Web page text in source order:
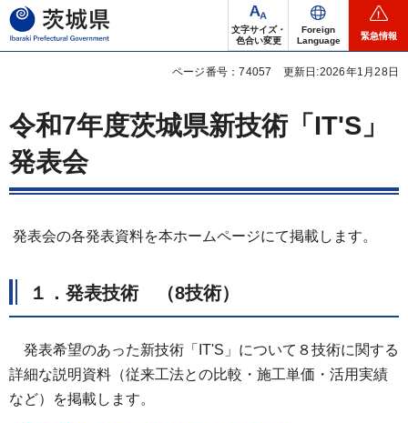
茨城県
文字サイズ・
色合い変更
Foreign
Language
緊急情報
ページ番号：74057 更新日:2026年1月28日
令和7年度茨城県新技術「IT'S」
発表会
発表会の各発表資料を本ホームページにて掲載します。
１．発表技術 （8技術）
発表希望のあった新技術「IT'S」について８技術に関する
詳細な説明資料（従来工法との比較・施工単価・活用実績
など）を掲載します。